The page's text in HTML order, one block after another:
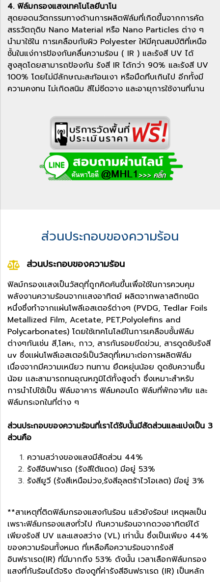
4. ฟิล์มกรองแสงเทคโนโลยีนาโน
สุดยอดนวัตกรรมทางด้านการผลิตฟิล์มที่เกิดขึ้นจากการคัด
สรรวัตถุดิบ Nano Material หรือ Nano Particles ต่าง ๆ
นำมาใช้ใน การเคลือบกับผิว Polyester ให้มีคุณสมบัติที่เหนือ
ชั้นในแง่การป้องกันคลื่นความร้อน ( IR ) และรังสี UV ได้
สูงสุดโดยสามารถป้องกัน รังสี IR ได้กว่า 90% และรังสี UV
100% โดยไม่มีลักษณะสะท้อนเงา หรือมืดทึบเกินไป อีกทั้งมี
ความคงทน ไม่เกิดสนิม สีไม่ซีดจาง และอายุการใช้งานที่นาน
ส่วนประกอบของความร้อน
ส่วนประกอบของความร้อน
ฟิลม์กรองเเสงเป็นวัสดุที่ถูกคิดค้นขึ้นเพื่อใช้ในการควบคุม
พลังงานความร้อนจากเเสงอาทิตย์ ผลิตจากพลาสติกชนิด
หนึ่งซึ่งทำจากเเผ่นโพลีเอสเตอร์ต่างๆ (PVDG, Tedlar Foils
Metallized Film, Acetate, PET,Polyolefins and
Polycarbonates) โดยใช้เทคโนโลยีในการเคลือบชั้นฟิล์ม
ต่างๆกันเช่น สี,โลหะ, กาว, สารกันรอยขีดข่วน, สารดูดซับรังสี
uv ซึ่งเเผ่นโพลีเอสเตอร์เป็นวัสดุที่เหมาะต่อการผลิตฟิล์ม
เนื่องจากมีความเหนียว ทนทาน ยืดหยุ่นน้อย ดูดซับความชื้น
น้อย เเละสามารถทนอุณหภูมิได้ทั้งสูงต่ำ ซึ่งเหมาะสำหรับ
การนำไปใช้เป็น ฟิล์มอาคาร ฟิล์มคอนโด ฟิล์มที่พักอาศัย และ
ฟิล์มกระจกในที่ต่าง ๆ
ส่วนประกอบของความร้อนที่เราได้รับนั้นมีสัดส่วนและแบ่งเป็น 3
ส่วนคือ
ความสว่างของแสงมีสัดส่วน 44%
รังสีอินฟาเรด (รังสีใต้แดด) มีอยู่ 53%
รังสียูวี (รังสีเหนือม่วง,รังสีอุลตร้าไวโอเลต) มีอยู่ 3%
**สาเหตุที่ติดฟิล์มกรองแสงกันร้อน แล้วยังร้อน! เหตุผลเป็น
เพราะฟิล์มกรองแสงทั่วไป กันความร้อนจากดวงอาทิตย์ได้
เพียงรังสี UV และแสงสว่าง (VL) เท่านั้น ซึ่งเป็นเพียง 44%
ของความร้อนทั้งหมด ที่เหลือคือความร้อนจากรังสี
อินฟราเรด(IR) ที่มีมากถึง 53% ดังนั้น เวลาเลือกฟิล์มกรอง
แสงที่กันร้อนได้จริง ต้องดูที่ค่ารังสีอินฟราเรด (IR) เป็นหลัก